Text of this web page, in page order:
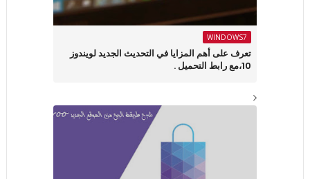
WINDOWS7
تعرف على أهم المزايا في التحديث الجديد لويندوز
10،مع رابط التحميل .